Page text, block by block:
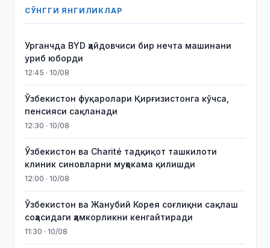
СЎНГГИ ЯНГИЛИКЛАР
Урганчда BYD ҳайдовчиси бир нечта машинани
уриб юборди
12:45 · 10/08
Ўзбекистон фуқаролари Қирғизистонга кўчса,
пенсияси сақланади
12:30 · 10/08
Ўзбекистон ва Charité тадқиқот ташкилоти
клиник синовларни муҳокама қилишди
12:00 · 10/08
Ўзбекистон ва Жанубий Корея соғлиқни сақлаш
соҳасидаги ҳамкорликни кенгайтиради
11:30 · 10/08